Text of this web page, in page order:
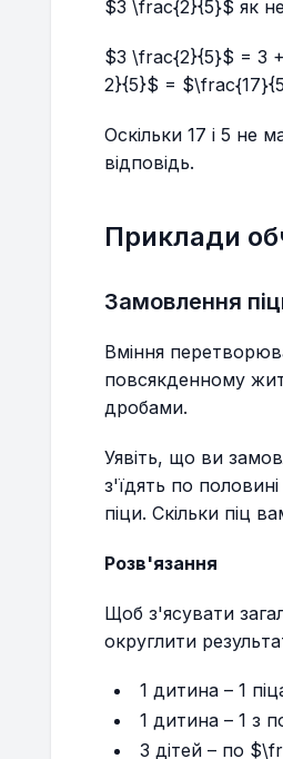
$3 \frac{2}{5}$ як
$3 \frac{2}{5}$ = 3
2}{5}$ =
Оскільки 17 і 5 не
відповідь.
Приклади
Замовлення
Вміння
повсякденному
дробами.
Уявіть, що ви
з'їдять по
піци. Скільки піц
Розв'язання
Щоб з'ясувати
округлити
1 дитина – 1
1 дитина – 1 з
3 дітей – по